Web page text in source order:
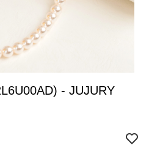
- JUJURY